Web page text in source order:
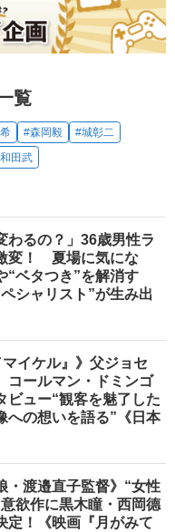
覧
#森岡毅
#城彰二
田武
わるの？」36歳男性ラ
変！ 夏場に気にな
“ベタつき”を解消す
シャリスト”が生み出
イケル』》父ジョセ
コールマン・ドミンゴ
ビュー“観客を魅了した
への想いを語る”《日本
・渡邉直子監督》“女性
欲作に黒木瞳・西岡德
定！《映画『月がみて